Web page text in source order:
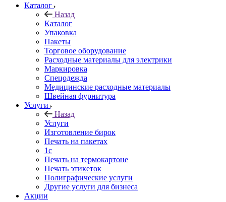
Каталог
Назад
Каталог
Упаковка
Пакеты
Торговое оборудование
Расходные материалы для электрики
Маркировка
Спецодежда
Медицинские расходные материалы
Швейная фурнитура
Услуги
Назад
Услуги
Изготовление бирок
Печать на пакетах
1c
Печать на термокартоне
Печать этикеток
Полиграфические услуги
Другие услуги для бизнеса
Акции